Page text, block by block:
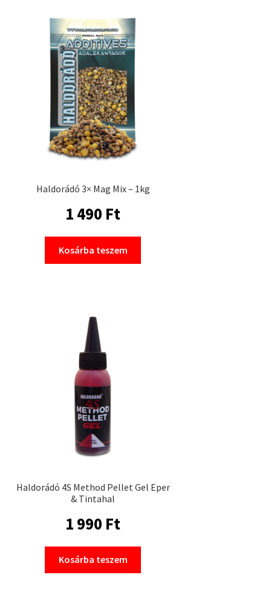
Haldorádó 3× Mag Mix – 1kg
1 490 Ft
Kosárba teszem
Haldorádó 4S Method Pellet Gel Eper
& Tintahal
1 990 Ft
Kosárba teszem